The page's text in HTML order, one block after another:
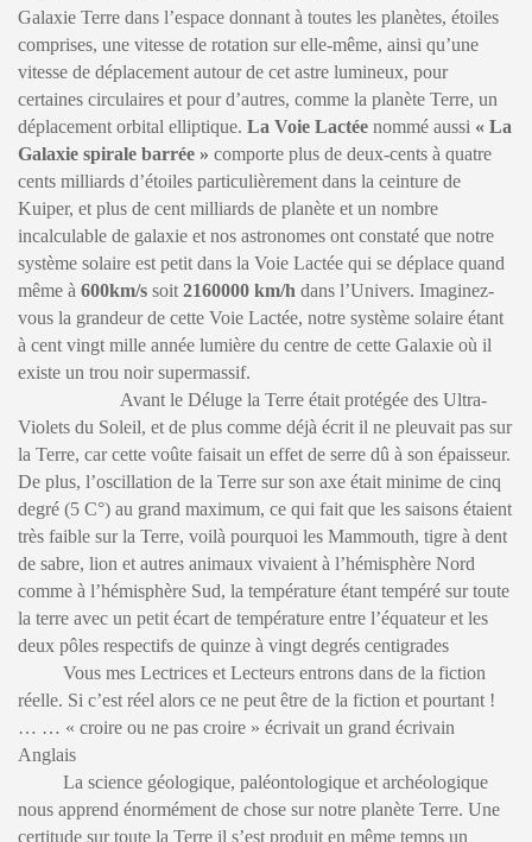
Galaxie Terre dans l’espace donnant à toutes les planètes, étoiles
comprises, une vitesse de rotation sur elle-même, ainsi qu’une
vitesse de déplacement autour de cet astre lumineux, pour
certaines circulaires et pour d’autres, comme la planète Terre, un
déplacement orbital elliptique. La Voie Lactéenommé aussi « La
Galaxie spirale barrée » comporte plus de deux-cents à quatre
cents milliards d’étoiles particulièrement dans la ceinture de
Kuiper, et plus de cent milliards de planète et un nombre
incalculable de galaxie et nos astronomes ont constaté que notre
système solaire est petit dans la Voie Lactée qui se déplace quand
même à 600km/ssoit 2160000 km/h dans l’Univers. Imaginez-
vous la grandeur de cette Voie Lactée, notre système solaire étant
à cent vingt mille année lumière du centre de cette Galaxie où il
existe un trou noir supermassif.
Avant le Déluge la Terre était protégée des Ultra-
Violets du Soleil, et de plus comme déjà écrit il ne pleuvait pas sur
la Terre, car cette voûte faisait un effet de serre dû à son épaisseur.
De plus, l’oscillation de la Terre sur son axe était minime de cinq
degré (5 C°) au grand maximum, ce qui fait que les saisons étaient
très faible sur la Terre, voilà pourquoi les Mammouth, tigre à dent
de sabre, lion et autres animaux vivaient à l’hémisphère Nord
comme à l’hémisphère Sud, la température étant tempéré sur toute
la terre avec un petit écart de température entre l’équateur et les
deux pôles respectifs de quinze à vingt degrés centigrades
Vous mes Lectrices et Lecteurs entrons dans de la fiction
réelle. Si c’est réel alors ce ne peut être de la fiction et pourtant !
… … « croire ou ne pas croire » écrivait un grand écrivain
Anglais
La science géologique, paléontologique et archéologique
nous apprend énormément de chose sur notre planète Terre. Une
certitude sur toute la Terre il s’est produit en même temps un